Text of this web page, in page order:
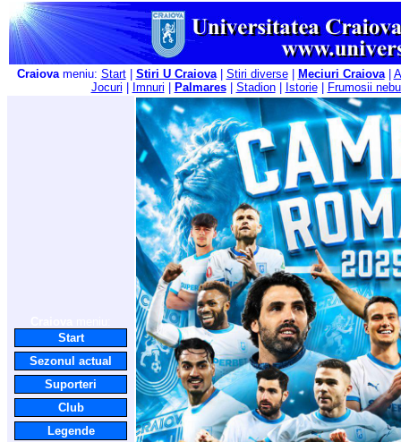
Craiovameniu: Start| Stiri U Craiova| Stiri diverse| Meciuri Craiova|
Jocuri
Imnuri Palmares| Stadion| Istorie| Frumosii
Start
Sezonul actual
Suporteri
Club
Legende